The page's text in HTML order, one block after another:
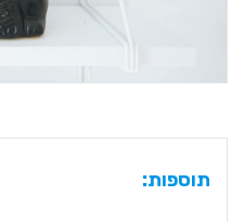
תוספות: